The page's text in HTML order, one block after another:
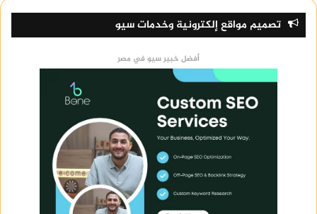
تصميم مواقع إلكترونية وخدمات سيو
أفضل خبير سيو في مصر